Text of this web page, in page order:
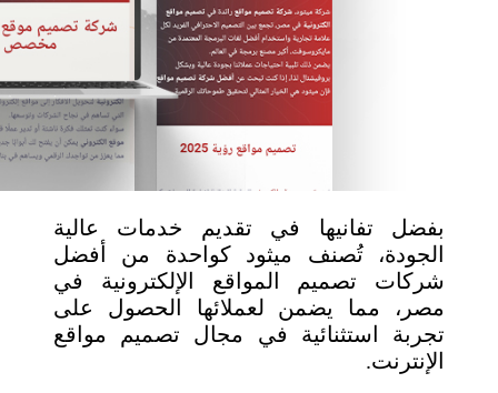
بفضل تفانيها في تقديم خدمات عالية
الجودة، تُصنف ميثود كواحدة من أفضل
شركات تصميم المواقع الإلكترونية في
مصر، مما يضمن لعملائها الحصول على
تجربة استثنائية في مجال تصميم مواقع
الإنترنت.